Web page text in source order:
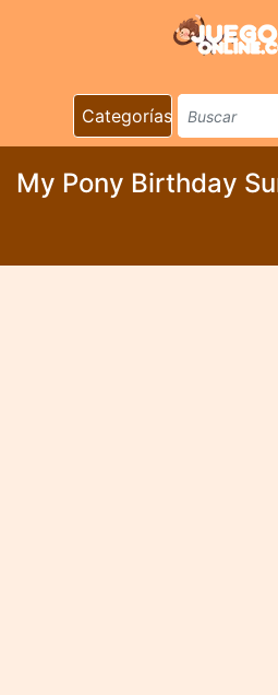
Categorías
My Pony Birthday